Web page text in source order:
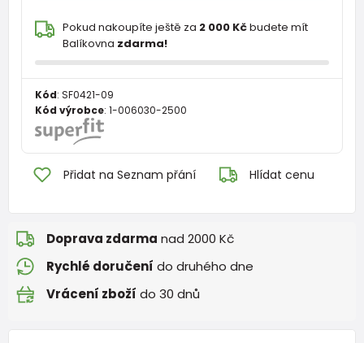
Pokud nakoupíte ještě za 2 000 Kčbudete mít
Balíkovna zdarma!
Kód: SF0421-09
Kód výrobce: 1-006030-2500
Přidat na Seznam přání Hlídat cenu
Doprava zdarma nad 2000 Kč
Rychlé doručení do druhého dne
Vrácení zboží do 30 dnů